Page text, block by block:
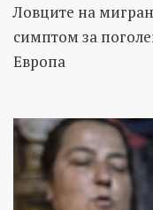
Ловците на
симптом за
Европа